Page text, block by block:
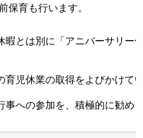
保育も行います。
暇とは別に「アニバーサリー
育児休業の取得をよびかけて
事への参加を、積極的に勧め